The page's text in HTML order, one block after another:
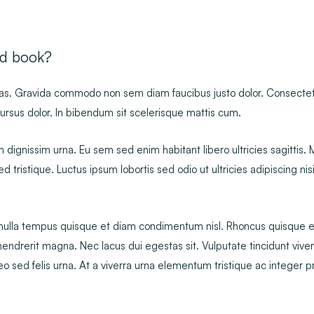
book?
Gravida commodo non sem diam faucibus justo dolor.
dolor. In bibendum sit scelerisque mattis cum.
urna. Eu sem sed enim habitant libero ultricies sagittis.
tristique. Luctus ipsum lobortis sed odio ut ultricies adipiscing
tempus quisque et diam condimentum nisl. Rhoncus quisque
magna. Nec lacus dui egestas sit. Vulputate tincidunt
sed felis urna. At a viverra urna elementum tristique ac integer